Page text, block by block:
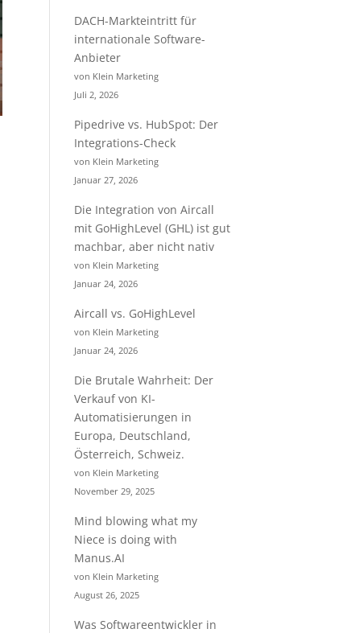
DACH-Markteintritt für
internationale Software-
Anbieter
von Klein Marketing
Juli 2, 2026
Pipedrive vs. HubSpot: Der
Integrations-Check
von Klein Marketing
Januar 27, 2026
Die Integration von Aircall
mit GoHighLevel (GHL) ist gut
machbar, aber nicht nativ
von Klein Marketing
Januar 24, 2026
Aircall vs. GoHighLevel
von Klein Marketing
Januar 24, 2026
Die Brutale Wahrheit: Der
Verkauf von KI-
Automatisierungen in
Europa, Deutschland,
Österreich, Schweiz.
von Klein Marketing
November 29, 2025
Mind blowing what my
Niece is doing with
Manus.AI
von Klein Marketing
August 26, 2025
Was Softwareentwickler in